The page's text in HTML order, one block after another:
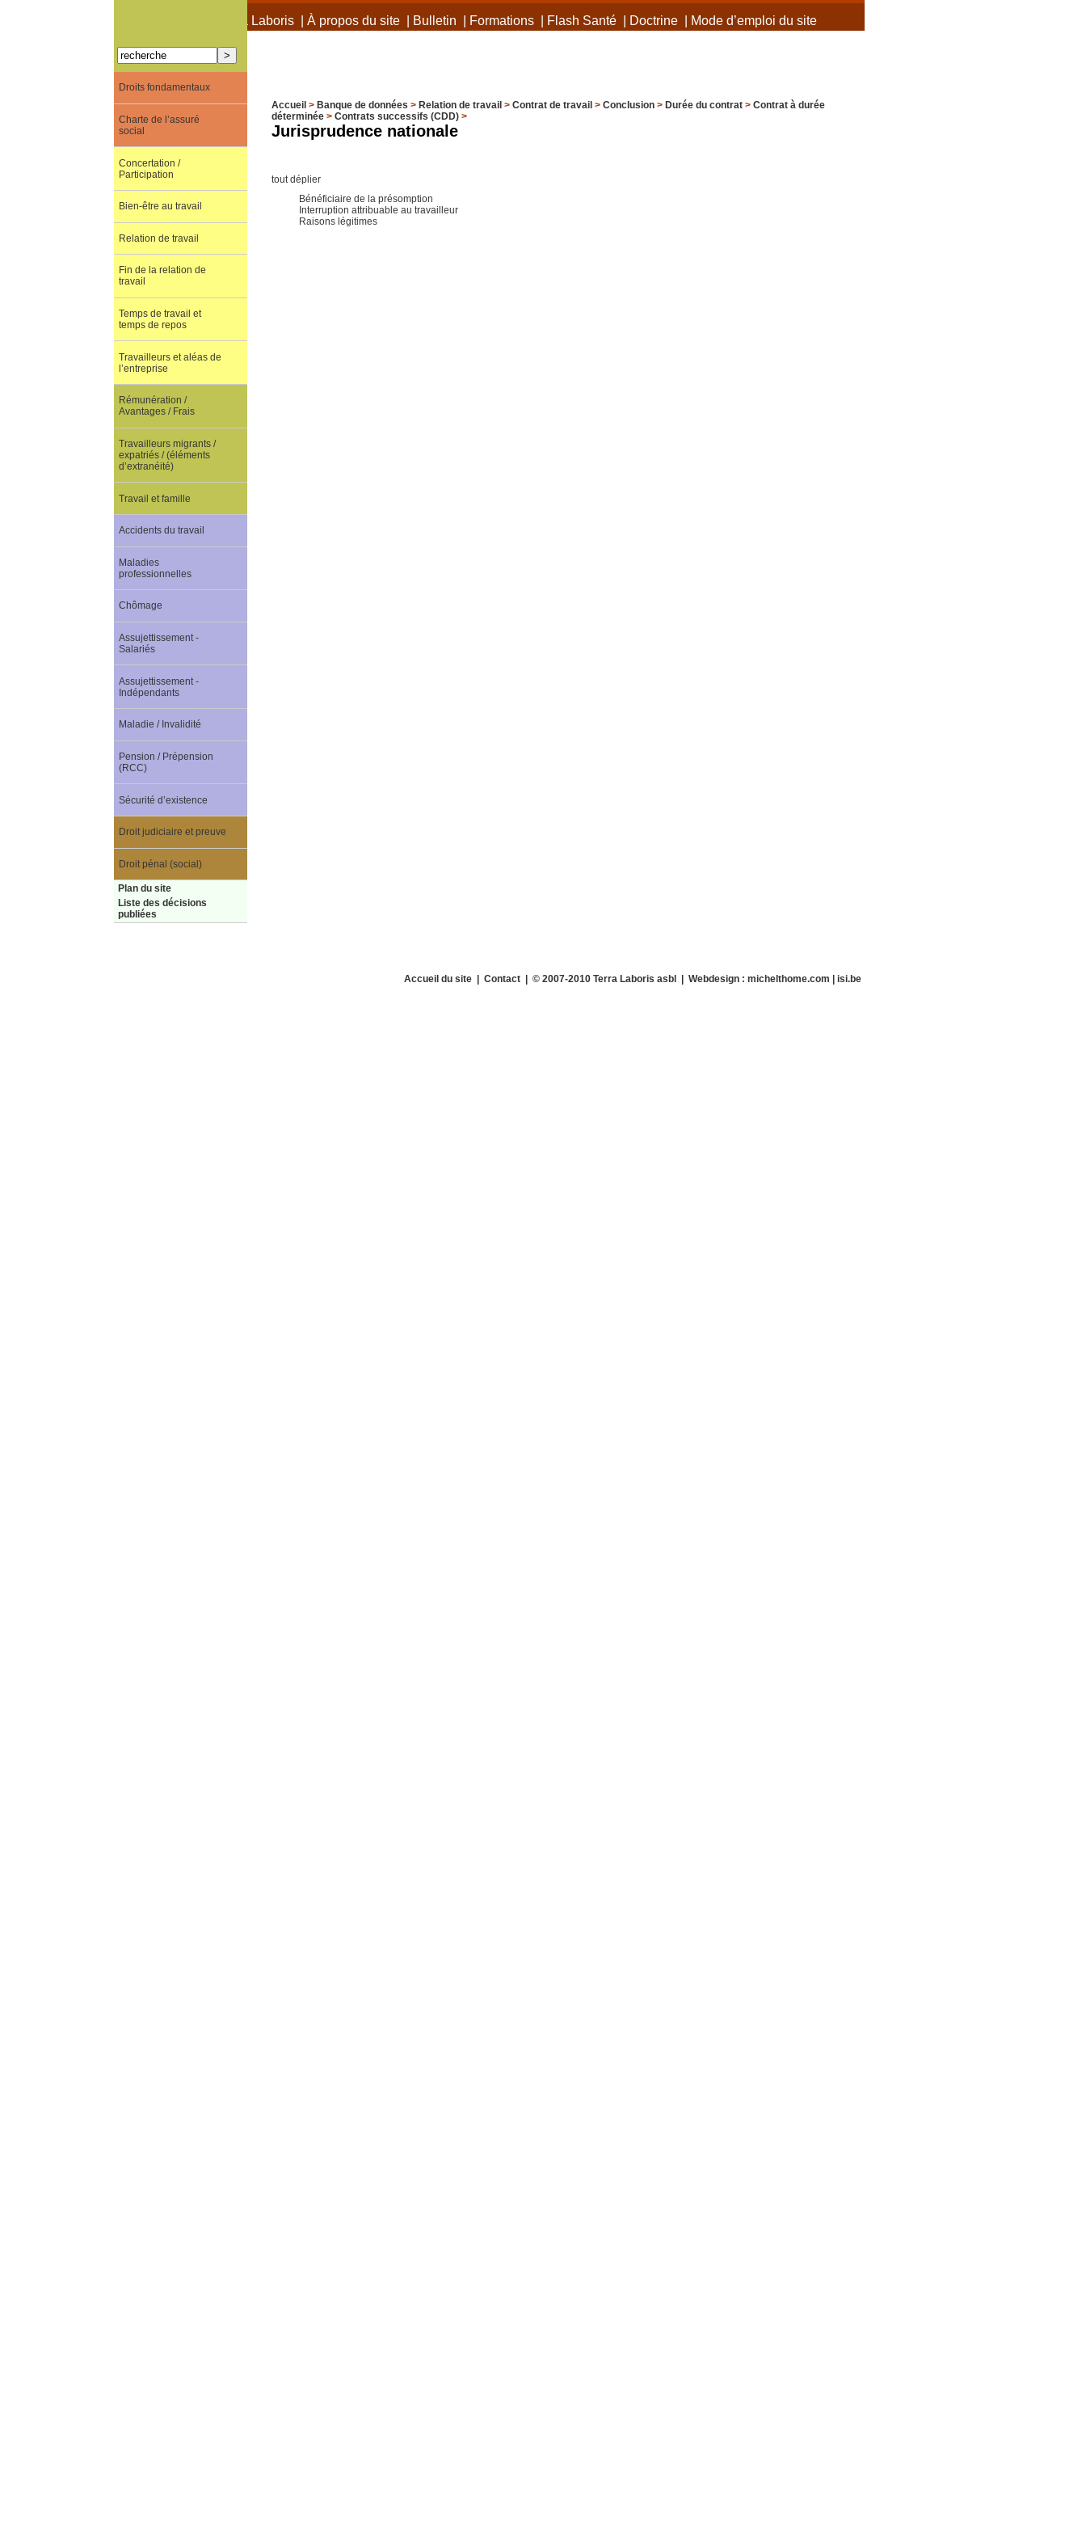
À propos de Terra Laboris| À propos du site| Bulletin Formations| Flash Santé| Doctrine| Mode d’emploi du site
Accueil > Banque de données > Relation de travail > Contrat de travail > Conclusion> Durée du contrat> Contrat à durée
déterminée> Contrats successifs (CDD)>
Jurisprudence nationale
tout déplier
Bénéficiaire de la présomption
Interruption attribuable au travailleur
Raisons légitimes
Droits fondamentaux
Charte de l’assuré
social
Concertation /
Participation
Bien-être au travail
Relation de travail
Fin de la relation de
travail
Temps de travail et
temps de repos
Travailleurs et aléas de
l’entreprise
Rémunération /
Avantages / Frais
Travailleurs migrants /
expatriés / (éléments
d’extranéité)
Travail et famille
Accidents du travail
Maladies
professionnelles
Chômage
Assujettissement -
Salariés
Assujettissement -
Indépendants
Maladie / Invalidité
Pension / Prépension
(RCC)
Sécurité d’existence
Droit judiciaire et preuve
Droit pénal (social)
Plan du site
Liste des décisions
publiées
Accueil du site| Contact| © 2007-2010 Terra Laboris asbl | Webdesign : michelthome.com | isi.be